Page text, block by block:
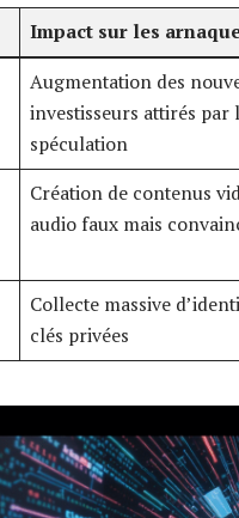
Impact sur les
Augmentation des
investisseurs attirés par
spéculation
Création de contenus
audio faux mais
Collecte massive
clés privées